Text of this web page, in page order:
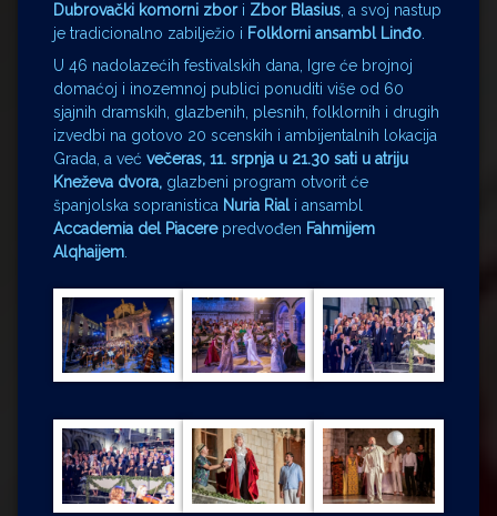
Dubrovački komorni zbori Zbor Blasius, a svoj nastup
je tradicionalno zabilježio i Folklorni ansambl Linđo.
U 46 nadolazećih festivalskih dana, Igre će brojnoj
domaćoj i inozemnoj publici ponuditi više od 60
sjajnih dramskih, glazbenih, plesnih, folklornih i drugih
izvedbi na gotovo 20 scenskih i ambijentalnih lokacija
Grada, a već večeras, 11. srpnja u 21.30 sati u atriju
Kneževa dvora, glazbeni program otvorit će
španjolska sopranistica Nuria Riali ansambl
Accademia del Piacerepredvođen Fahmijem
Alqhaijem.